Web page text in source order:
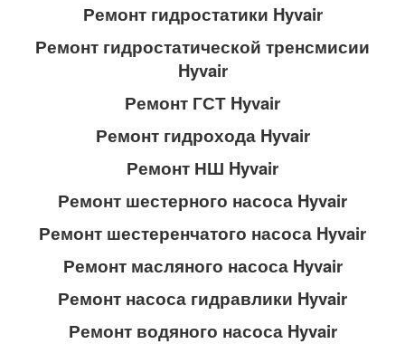
Ремонт гидростатики Hyvair
Ремонт гидростатической тренсмисии
Hyvair
Ремонт ГСТ Hyvair
Ремонт гидрохода Hyvair
Ремонт НШ Hyvair
Ремонт шестерного насоса Hyvair
Ремонт шестеренчатого насоса Hyvair
Ремонт масляного насоса Hyvair
Ремонт насоса гидравлики Hyvair
Ремонт водяного насоса Hyvair